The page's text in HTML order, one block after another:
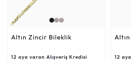
Altın Zincir Bileklik
12 aya varan Alışveriş Kredisi 12